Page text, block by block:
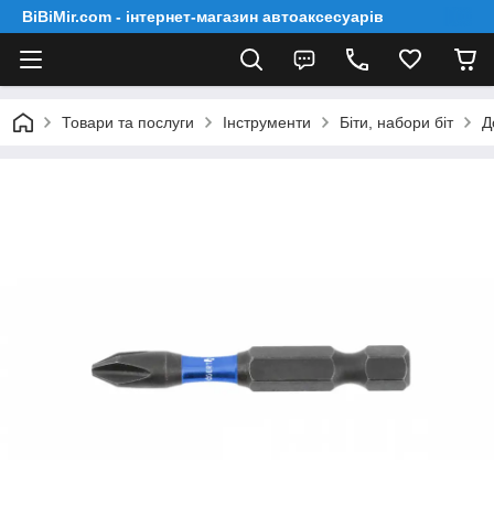
BiBiMir.com - інтернет-магазин автоаксесуарів
Товари та послуги Інструменти Біти, набори біт